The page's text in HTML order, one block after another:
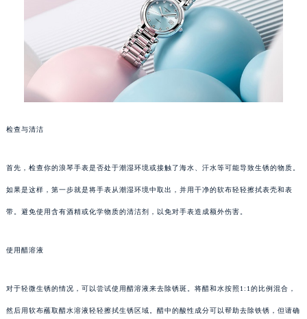
检查与清洁
首先，检查你的浪琴手表是否处于潮湿环境或接触了海水、汗水等可能导致生锈的物质。
如果是这样，第一步就是将手表从潮湿环境中取出，并用干净的软布轻轻擦拭表壳和表
带。避免使用含有酒精或化学物质的清洁剂，以免对手表造成额外伤害。
使用醋溶液
对于轻微生锈的情况，可以尝试使用醋溶液来去除锈斑。将醋和水按照1:1的比例混合，
然后用软布蘸取醋水溶液轻轻擦拭生锈区域。醋中的酸性成分可以帮助去除铁锈，但请确